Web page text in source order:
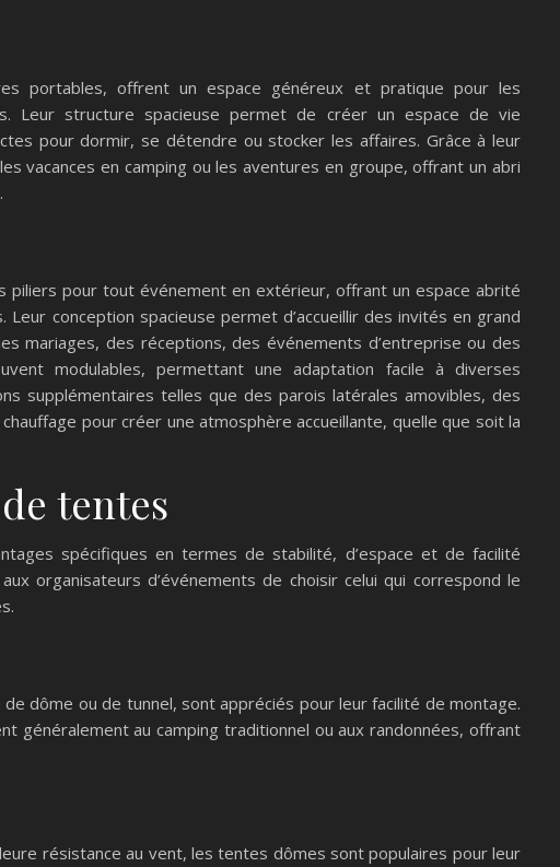
portables, offrent un espace généreux et pratique pour les
Leur structure spacieuse permet de créer un espace de vie
pour dormir, se détendre ou stocker les affaires. Grâce à leur
vacances en camping ou les aventures en groupe, offrant un abri
piliers pour tout événement en extérieur, offrant un espace abrité
conception spacieuse permet d’accueillir des invités en grand
mariages, des réceptions, des événements d’entreprise ou des
modulables, permettant une adaptation facile à diverses
supplémentaires telles que des parois latérales amovibles, des
pour créer une atmosphère accueillante, quelle que soit la
tentes
spécifiques en termes de stabilité, d’espace et de facilité
organisateurs d’événements de choisir celui qui correspond le
dôme ou de tunnel, sont appréciés pour leur facilité de montage.
généralement au camping traditionnel ou aux randonnées, offrant
résistance au vent, les tentes dômes sont populaires pour leur